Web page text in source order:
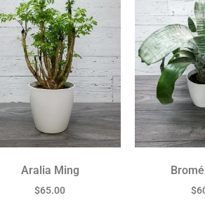
Aralia Ming
$65.00 $